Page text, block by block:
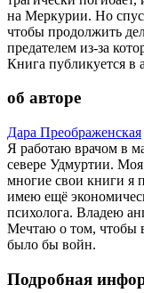
на Меркурии. Но
чтобы продолжить
предателем из-за
Книга публикуется в
об авторе
Дара Преображенская
Я работаю врачом в
севере Удмуртии.
многие свои книги я
имею ещё
психолога. Владею
Мечтаю о том, чтобы
было бы войн.
Подробная